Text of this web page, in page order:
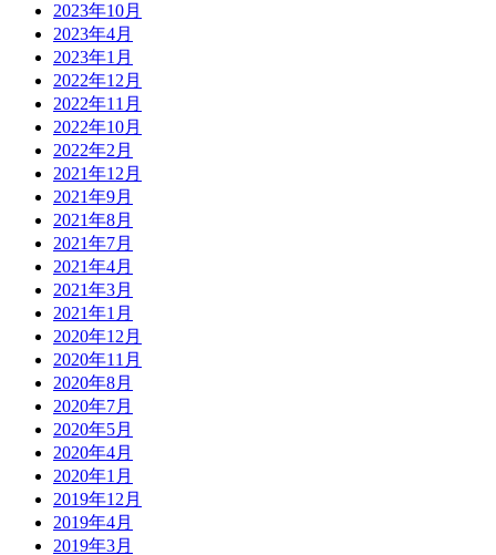
2023年10月
2023年4月
2023年1月
2022年12月
2022年11月
2022年10月
2022年2月
2021年12月
2021年9月
2021年8月
2021年7月
2021年4月
2021年3月
2021年1月
2020年12月
2020年11月
2020年8月
2020年7月
2020年5月
2020年4月
2020年1月
2019年12月
2019年4月
2019年3月